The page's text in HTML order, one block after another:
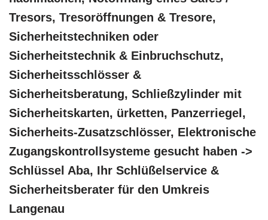
Tresors, Tresoröffnungen & Tresore,
Sicherheitstechniken oder
Sicherheitstechnik & Einbruchschutz,
Sicherheitsschlösser &
Sicherheitsberatung, Schließzylinder mit
Sicherheitskarten, ürketten, Panzerriegel,
Sicherheits-Zusatzschlösser, Elektronische
Zugangskontrollsysteme gesucht haben ->
Schlüssel Aba, Ihr Schlüßelservice &
Sicherheitsberater für den Umkreis
Langenau